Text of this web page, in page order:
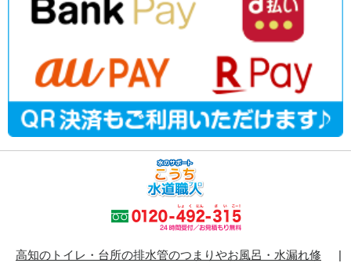
高知のトイレ・台所の排水管のつまりやお風呂・水漏れ修